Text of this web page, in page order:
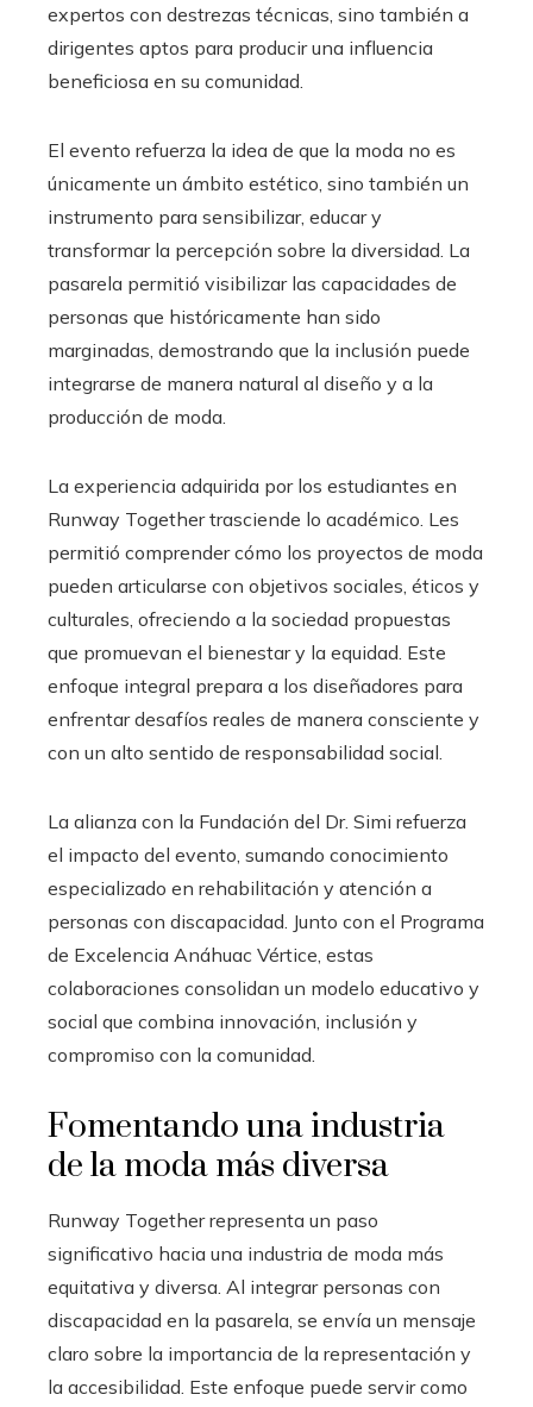
expertos con destrezas técnicas, sino también a
dirigentes aptos para producir una influencia
beneficiosa en su comunidad.
El evento refuerza la idea de que la moda no es
únicamente un ámbito estético, sino también un
instrumento para sensibilizar, educar y
transformar la percepción sobre la diversidad. La
pasarela permitió visibilizar las capacidades de
personas que históricamente han sido
marginadas, demostrando que la inclusión puede
integrarse de manera natural al diseño y a la
producción de moda.
La experiencia adquirida por los estudiantes en
Runway Together trasciende lo académico. Les
permitió comprender cómo los proyectos de moda
pueden articularse con objetivos sociales, éticos y
culturales, ofreciendo a la sociedad propuestas
que promuevan el bienestar y la equidad. Este
enfoque integral prepara a los diseñadores para
enfrentar desafíos reales de manera consciente y
con un alto sentido de responsabilidad social.
La alianza con la Fundación del Dr. Simi refuerza
el impacto del evento, sumando conocimiento
especializado en rehabilitación y atención a
personas con discapacidad. Junto con el Programa
de Excelencia Anáhuac Vértice, estas
colaboraciones consolidan un modelo educativo y
social que combina innovación, inclusión y
compromiso con la comunidad.
Fomentando una industria
de la moda más diversa
Runway Together representa un paso
significativo hacia una industria de moda más
equitativa y diversa. Al integrar personas con
discapacidad en la pasarela, se envía un mensaje
claro sobre la importancia de la representación y
la accesibilidad. Este enfoque puede servir como